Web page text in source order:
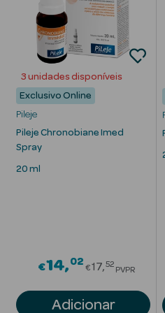
Ver Tudo
Cosmética
Corpo Luxo
Hidratantes
Protetores
Bronzeadores
3 unidades disponíveis
Exclusivo Online
Pileje
Pileje Chronobiane Imed
Spray
20 ml
€14 02Price
€17 52
PVPR
Adicionar